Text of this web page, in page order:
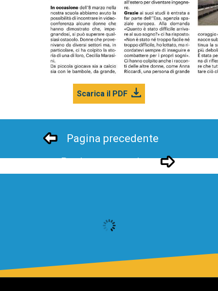
Scarica il PDF
Pagina precedente
Pagina successivo